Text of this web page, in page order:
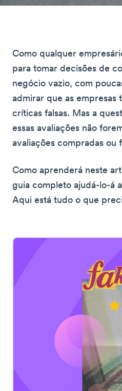
Como qualquer
para tomar decisões de
negócio vazio, com
admirar que as empresas
críticas falsas. Mas a
essas avaliações não
avaliações compradas ou
Como aprenderá neste
guia completo ajudá-lo-á
Aqui está tudo o que